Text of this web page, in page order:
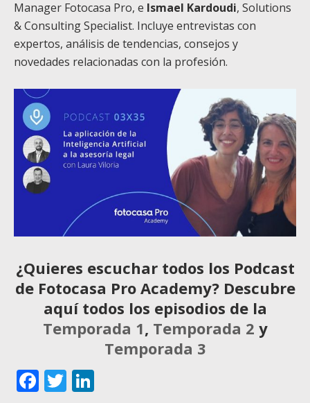
Manager Fotocasa Pro, e Ismael Kardoudi, Solutions
& Consulting Specialist. Incluye entrevistas con
expertos, análisis de tendencias, consejos y
novedades relacionadas con la profesión.
¿Quieres escuchar todos los Podcast
de Fotocasa Pro Academy? Descubre
aquí todos los episodios de la
Temporada 1, Temporada 2 y
Temporada 3
Facebook
Twitter